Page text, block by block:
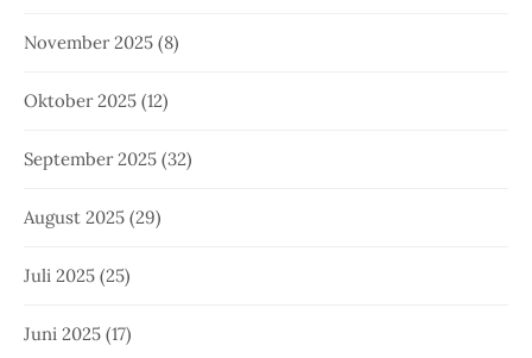
November 2025 (8)
Oktober 2025 (12)
September 2025 (32)
August 2025 (29)
Juli 2025 (25)
Juni 2025 (17)